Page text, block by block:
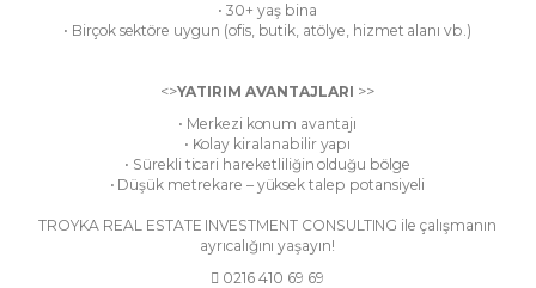
• 30+ yaş bina
• Birçok sektöre uygun (ofis, butik, atölye, hizmet alanı vb.)
<>YATIRIM AVANTAJLARI >>
• Merkezi konum avantajı
• Kolay kiralanabilir yapı
• Sürekli ticari hareketliliğin olduğu bölge
• Düşük metrekare – yüksek talep potansiyeli
TROYKA REAL ESTATE INVESTMENT CONSULTING ile çalışmanın
ayrıcalığını yaşayın!
 0216 410 69 69